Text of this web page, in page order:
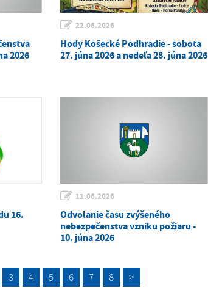
2026
22.06.2026
Hody Košecké Podhradie - sobota
27. júna 2026 a nedeľa 28. júna 2026
16.
11.06.2026
Odvolanie času zvýšeného
nebezpečenstva vzniku požiaru -
10. júna 2026
3 4 5 6 7 8 >